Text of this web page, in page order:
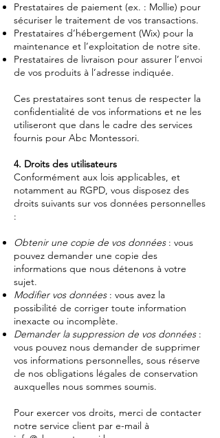
Prestataires de paiement (ex. : Mollie) pour
sécuriser le traitement de vos transactions.
Prestataires d’hébergement (Wix) pour la
maintenance et l’exploitation de notre site.
Prestataires de livraison pour assurer l’envoi
de vos produits à l’adresse indiquée.
Ces prestataires sont tenus de respecter la
confidentialité de vos informations et ne les
utiliseront que dans le cadre des services
fournis pour Abc Montessori.
4. Droits des utilisateurs
Conformément aux lois applicables, et
notamment au RGPD, vous disposez des
droits suivants sur vos données personnelles
:
Obtenir une copie de vos données: vous
pouvez demander une copie des
informations que nous détenons à votre
sujet.
Modifier vos données: vous avez la
possibilité de corriger toute information
inexacte ou incomplète.
Demander la suppression de vos données:
vous pouvez nous demander de supprimer
vos informations personnelles, sous réserve
de nos obligations légales de conservation
auxquelles nous sommes soumis.
Pour exercer vos droits, merci de contacter
notre service client par e-mail à